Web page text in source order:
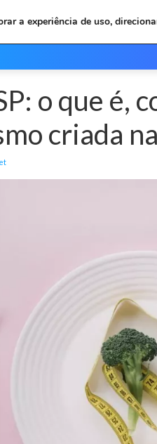
o que é,
criada
a experiência de uso,